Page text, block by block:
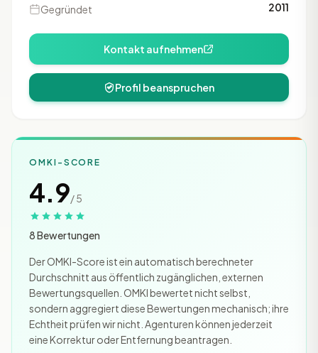
Gegründet 2011
Kontakt aufnehmen
Profil beanspruchen
OMKI-SCORE
4.9/ 5
8 Bewertungen
Der OMKI-Score ist ein automatisch berechneter
Durchschnitt aus öffentlich zugänglichen, externen
Bewertungsquellen. OMKI bewertet nicht selbst,
sondern aggregiert diese Bewertungen mechanisch; ihre
Echtheit prüfen wir nicht. Agenturen können jederzeit
eine Korrektur oder Entfernung beantragen.